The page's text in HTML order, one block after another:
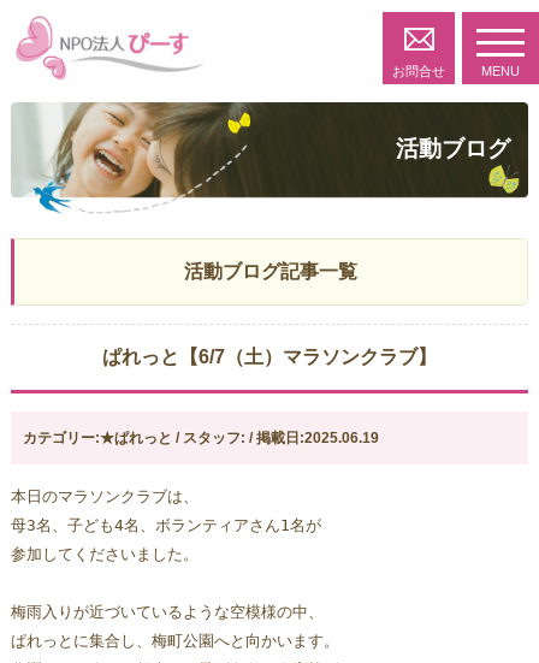
お問合せ MENU
活動ブログ
活動ブログ記事一覧
ぱれっと【6/7（土）マラソンクラブ】
カテゴリー:★ぱれっと / スタッフ: / 掲載日:2025.06.19
本日のマラソンクラブは、
母3名、子ども4名、ボランティアさん1名が
参加してくださいました。
梅雨入りが近づいているような空模様の中、
ぱれっとに集合し、 梅町公園へと向かいます。